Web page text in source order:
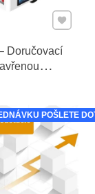
Doručovací
Přidat k
POŠLETE